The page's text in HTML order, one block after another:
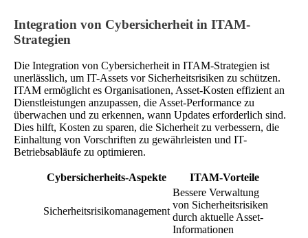
Integration von Cybersicherheit in ITAM-
Strategien
Die Integration von Cybersicherheit in ITAM-Strategien ist
unerlässlich, um IT-Assets vor Sicherheitsrisiken zu schützen.
ITAM ermöglicht es Organisationen, Asset-Kosten effizient an
Dienstleistungen anzupassen, die Asset-Performance zu
überwachen und zu erkennen, wann Updates erforderlich sind.
Dies hilft, Kosten zu sparen, die Sicherheit zu verbessern, die
Einhaltung von Vorschriften zu gewährleisten und IT-
Betriebsabläufe zu optimieren.
Cybersicherheits-Aspekte ITAM-Vorteile
Sicherheitsrisikomanagement
Bessere Verwaltung
von Sicherheitsrisiken
durch aktuelle Asset-
Informationen